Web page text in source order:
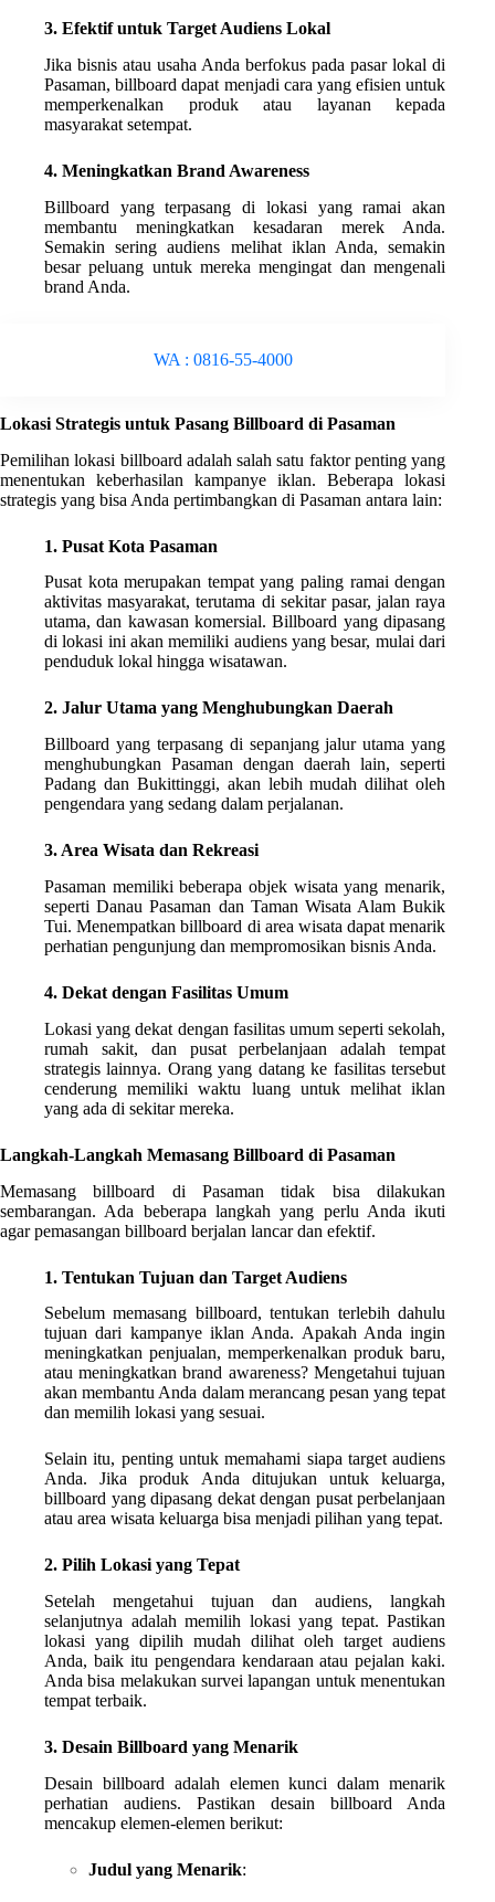
3. Efektif untuk Target Audiens Lokal
Jika bisnis atau usaha Anda berfokus pada pasar lokal di
Pasaman, billboard dapat menjadi cara yang efisien untuk
memperkenalkan produk atau layanan kepada
masyarakat setempat.
4. Meningkatkan Brand Awareness
Billboard yang terpasang di lokasi yang ramai akan
membantu meningkatkan kesadaran merek Anda.
Semakin sering audiens melihat iklan Anda, semakin
besar peluang untuk mereka mengingat dan mengenali
brand Anda.
WA : 0816-55-4000
Lokasi Strategis untuk Pasang Billboard di Pasaman
Pemilihan lokasi billboard adalah salah satu faktor penting yang
menentukan keberhasilan kampanye iklan. Beberapa lokasi
strategis yang bisa Anda pertimbangkan di Pasaman antara lain:
1. Pusat Kota Pasaman
Pusat kota merupakan tempat yang paling ramai dengan
aktivitas masyarakat, terutama di sekitar pasar, jalan raya
utama, dan kawasan komersial. Billboard yang dipasang
di lokasi ini akan memiliki audiens yang besar, mulai dari
penduduk lokal hingga wisatawan.
2. Jalur Utama yang Menghubungkan Daerah
Billboard yang terpasang di sepanjang jalur utama yang
menghubungkan Pasaman dengan daerah lain, seperti
Padang dan Bukittinggi, akan lebih mudah dilihat oleh
pengendara yang sedang dalam perjalanan.
3. Area Wisata dan Rekreasi
Pasaman memiliki beberapa objek wisata yang menarik,
seperti Danau Pasaman dan Taman Wisata Alam Bukik
Tui. Menempatkan billboard di area wisata dapat menarik
perhatian pengunjung dan mempromosikan bisnis Anda.
4. Dekat dengan Fasilitas Umum
Lokasi yang dekat dengan fasilitas umum seperti sekolah,
rumah sakit, dan pusat perbelanjaan adalah tempat
strategis lainnya. Orang yang datang ke fasilitas tersebut
cenderung memiliki waktu luang untuk melihat iklan
yang ada di sekitar mereka.
Langkah-Langkah Memasang Billboard di Pasaman
Memasang billboard di Pasaman tidak bisa dilakukan
sembarangan. Ada beberapa langkah yang perlu Anda ikuti
agar pemasangan billboard berjalan lancar dan efektif.
1. Tentukan Tujuan dan Target Audiens
Sebelum memasang billboard, tentukan terlebih dahulu
tujuan dari kampanye iklan Anda. Apakah Anda ingin
meningkatkan penjualan, memperkenalkan produk baru,
atau meningkatkan brand awareness? Mengetahui tujuan
akan membantu Anda dalam merancang pesan yang tepat
dan memilih lokasi yang sesuai.
Selain itu, penting untuk memahami siapa target audiens
Anda. Jika produk Anda ditujukan untuk keluarga,
billboard yang dipasang dekat dengan pusat perbelanjaan
atau area wisata keluarga bisa menjadi pilihan yang tepat.
2. Pilih Lokasi yang Tepat
Setelah mengetahui tujuan dan audiens, langkah
selanjutnya adalah memilih lokasi yang tepat. Pastikan
lokasi yang dipilih mudah dilihat oleh target audiens
Anda, baik itu pengendara kendaraan atau pejalan kaki.
Anda bisa melakukan survei lapangan untuk menentukan
tempat terbaik.
3. Desain Billboard yang Menarik
Desain billboard adalah elemen kunci dalam menarik
perhatian audiens. Pastikan desain billboard Anda
mencakup elemen-elemen berikut:
Judul yang Menarik: